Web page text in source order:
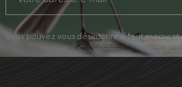
Vous pouvez vous désinscrire à tout moment.